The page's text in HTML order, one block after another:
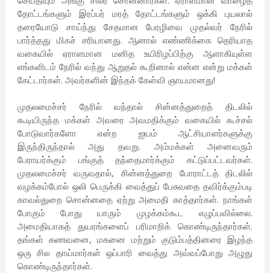
தோட்டங்களும் இரப்பர் மரத் தோட்டங்களும் ஒக்கி புயலால்
தரையோடு சாய்ந்து சேதமான பேரழிவை முதல்வர் நேரில்
பார்த்தது மிகச் சரியானது. ஆனால் எண்ணிக்கை தெரியாத
வகையில் ஏராளமான மனித உயிரிழப்பிற்கு ஆளாகியுள்ள
எங்களிடம் நேரில் வந்து ஆறுதல் கூறினால் என்ன என்று மக்கள்
கேட்டார்கள். அவர்களின் இந்தக் கேள்வி ஞாயமானது!
முதலமைச்சர் நேரில் வந்தால் சின்னத்துறைத் திடலில்
கூடியிருந்த மக்கள் அவரை அவமதிக்கும் வகையில் கூச்சல்
போடுவார்களோ என்ற ஐயம் ஆட்சியாளர்களுக்கு
இருந்திருந்தால் அது தவறு. அம்மக்கள் அனைவரும்
பேராயர்க்கும் பங்குத் தந்தைமார்க்கும் கட்டுப்பட்டவர்கள்.
முதலமைச்சர் வருவதால், சின்னத்துறை போராட்டத் திடலில்
வழக்கம்போல் ஒலி பெருக்கி வைத்துப் பேசுவதை தவிர்க்கும்படி
காவல்துறை சொன்னதை ஏற்று அமைதி காத்தார்கள். நாங்கள்
போகும் போது யாரும் முழக்கம்கூட எழுப்பவில்லை.
அமைதியாகத் துயரங்களைப் பரிமாறிக் கொண்டிருந்தார்கள்.
தங்கள் கணவனை, மகனை மற்றும் குடும்பத்தினரை இழந்த
ஒரு சில தாய்மார்கள் ஒப்பாரி வைத்து அவ்வப்போது அழுது
கொண்டிருந்தார்கள்.